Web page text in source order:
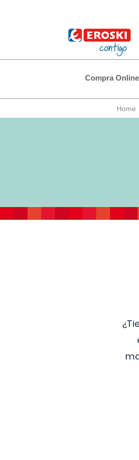
Compra Online
Home